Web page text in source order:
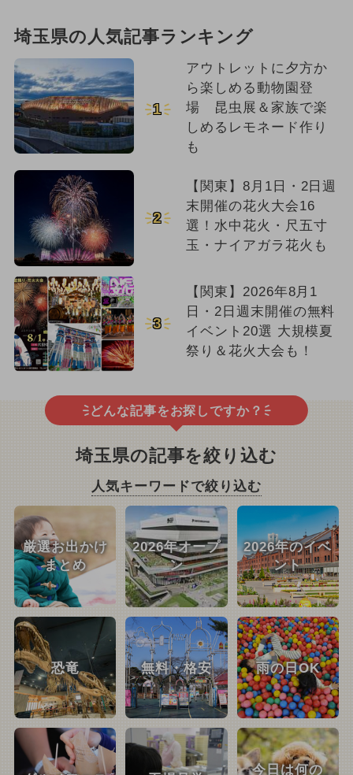
埼玉県の人気記事ランキング
1
アウトレットに夕方か
ら楽しめる動物園登
場 昆虫展＆家族で楽
しめるレモネード作り
も
2
【関東】8月1日・2日週
末開催の花火大会16
選！水中花火・尺五寸
玉・ナイアガラ花火も
3
【関東】2026年8月1
日・2日週末開催の無料
イベント20選 大規模夏
祭り＆花火大会も！
どんな記事をお探しですか？
埼玉県の記事を絞り込む
人気キーワードで絞り込む
厳選お出かけ
まとめ
2026年オープ
ン
2026年のイベ
ント
恐竜 無料・格安 雨の日OK
今日は何の